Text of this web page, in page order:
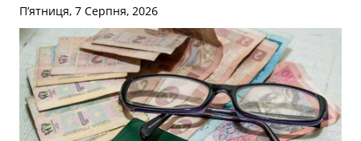
П’ятниця, 7 Серпня, 2026